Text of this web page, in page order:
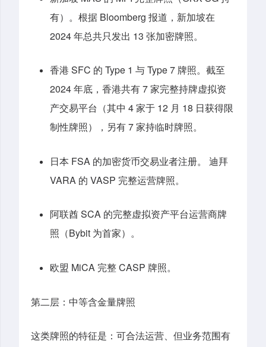
有）。根据 Bloomberg 报道，新加坡在
2024 年总共只发出 13 张加密牌照。
香港 SFC 的 Type 1 与 Type 7 牌照。截至
2024 年底，香港共有 7 家完整持牌虚拟资
产交易平台（其中 4 家于 12 月 18 日获得限
制性牌照），另有 7 家持临时牌照。
日本 FSA 的加密货币交易业者注册。 迪拜
VARA 的 VASP 完整运营牌照。
阿联酋 SCA 的完整虚拟资产平台运营商牌
照（Bybit 为首家）。
欧盟 MiCA 完整 CASP 牌照。
第二层：中等含金量牌照
这类牌照的特征是：可合法运营、但业务范围有